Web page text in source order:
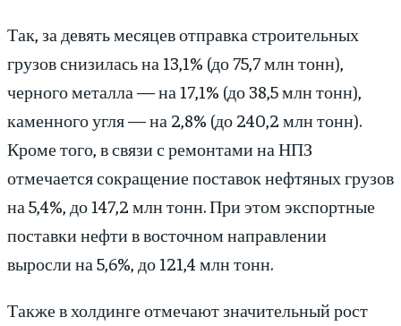
Так, за девять месяцев отправка строительных
грузов снизилась на 13,1% (до 75,7 млн тонн),
черного металла — на 17,1% (до 38,5 млн тонн),
каменного угля — на 2,8% (до 240,2 млн тонн).
Кроме того, в связи с ремонтами на НПЗ
отмечается сокращение поставок нефтяных грузов
на 5,4%, до 147,2 млн тонн. При этом экспортные
поставки нефти в восточном направлении
выросли на 5,6%, до 121,4 млн тонн.
Также в холдинге отмечают значительный рост